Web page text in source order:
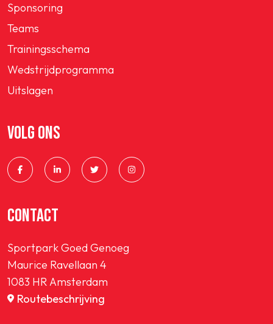
Sponsoring
Teams
Trainingsschema
Wedstrijdprogramma
Uitslagen
VOLG ONS
CONTACT
Sportpark Goed Genoeg
Maurice Ravellaan 4
1083 HR Amsterdam
Routebeschrijving